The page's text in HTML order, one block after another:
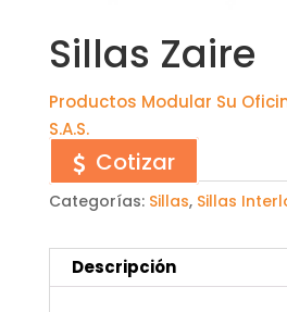
Sillas Zaire
Productos Modular Su
S.A.S.
Cotizar
Categorías: Sillas, Sillas
Descripción